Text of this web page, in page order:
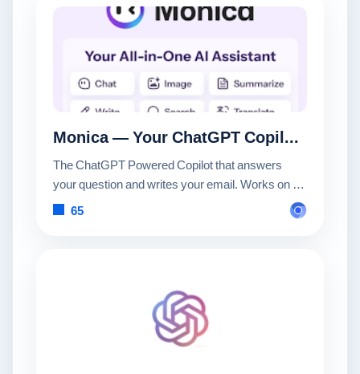
Monica — Your ChatGPT Copilot in Chrome
The ChatGPT Powered Copilot that answers
your question and writes your email. Works on all
websites.
65